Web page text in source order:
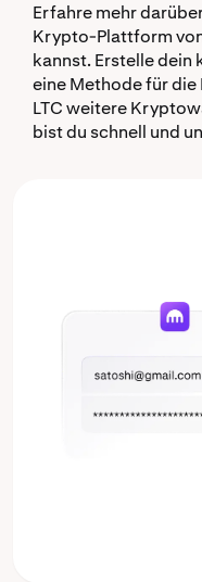
Erfahre mehr
Krypto-Plattform
kannst. Erstelle dein
eine Methode für die
LTC weitere
bist du schnell und